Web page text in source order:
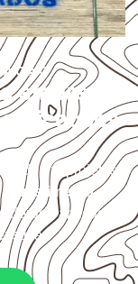
empresas
em projetos
revestimento
a aplicação,